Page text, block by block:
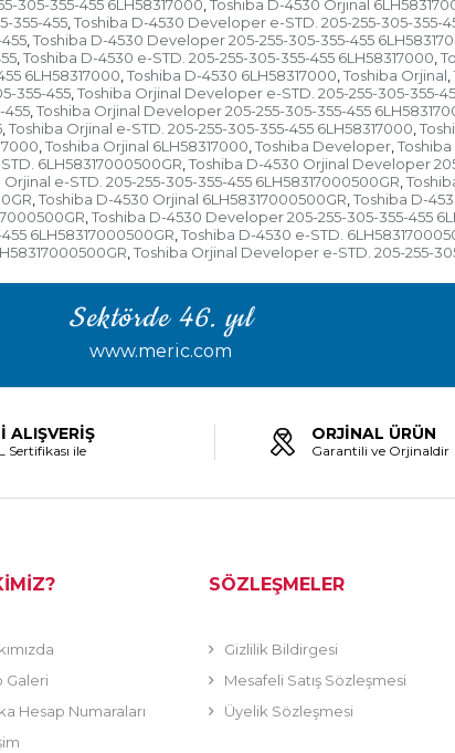
305-355-455 6LH58317000, Toshiba D-4530 Orjinal
355-455, Toshiba D-4530 Developer e-STD. 205-255-305-355-
, Toshiba D-4530 Developer 205-255-305-355-455
, Toshiba D-4530 e-STD. 205-255-305-355-455 6LH58317000,
6LH58317000, Toshiba D-4530 6LH58317000, Toshiba Orjinal,
355-455, Toshiba Orjinal Developer e-STD. 205-255-305-355-
455, Toshiba Orjinal Developer 205-255-305-355-455
, Toshiba Orjinal e-STD. 205-255-305-355-455 6LH58317000,
, Toshiba Orjinal 6LH58317000, Toshiba Developer,
6LH58317000500GR, Toshiba D-4530 Orjinal Developer
e-STD. 205-255-305-355-455 6LH58317000500GR,
, Toshiba D-4530 Orjinal 6LH58317000500GR, Toshiba D-
, Toshiba D-4530 Developer 205-255-305-355-455
6LH58317000500GR, Toshiba D-4530 e-STD.
, Toshiba Orjinal Developer e-STD. 205-255-
Sektörde 46. yıl
www.meric.com
ALIŞVERİŞ
Sertifikası ile
ORJİNAL ÜRÜN
Garantili ve Orjinaldir
Galeri
Hesap Numaraları
SÖZLEŞMELER
Gizlilik Bildirgesi
Mesafeli Satış Sözleşmesi
Üyelik Sözleşmesi